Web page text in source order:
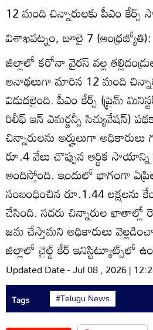
12 మంది చిన్నారులకు పీఎం
విశాఖపట్నం, జూలై 7 (ఆంధ్రజ్యోతి):
జిల్లాలో కరోనా వైరస్‌ వల్ల
అనాథలుగా మారిన 12 మంది
విడుదలైంది. పీఎం కేర్స్‌ (ప్రైమ్‌
రిలీఫ్‌ ఇన్‌ ఎమర్జన్సీ సిచ్యువేషన్‌)
చిన్నారులను అర్హులుగా అధికారులు
రూ.4 వేలు చొప్పున ఆర్థిక సాయాన్ని
అందిస్తోంది. ఇందులో భాగంగా
సంబంధించిన రూ.1.44 లక్షలను
చేసింది. సదరు చిన్నారుల ఖాతాల్లో
జమ చేస్తామని అధికారులు
జిల్లాలో చైల్డ్‌ కేర్‌ ఇనిస్టిట్యూట్స్‌లో
Updated Date - Jul 08 , 2026 |
Tags #Telugu News